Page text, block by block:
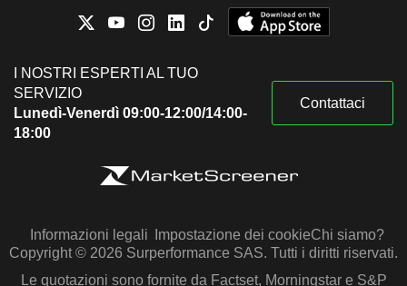
I NOSTRI ESPERTI AL TUO
SERVIZIO
Lunedì-Venerdì 09:00-12:00/14:00-
18:00
Contattaci
Informazioni legali Impostazione dei cookieChi siamo?
Copyright © 2026 Surperformance SAS. Tutti i diritti riservati.
Le quotazioni sono fornite da Factset, Morningstar e S&P